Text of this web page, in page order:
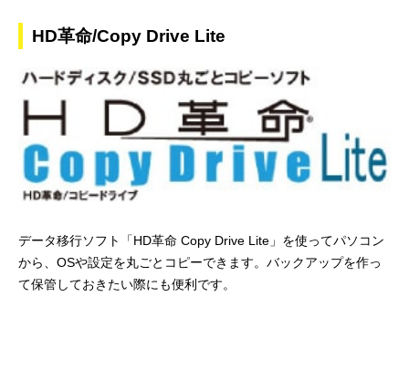
HD革命/Copy Drive Lite
データ移行ソフト「HD革命 Copy Drive Lite」を使ってパソコン
から、OSや設定を丸ごとコピーできます。バックアップを作っ
て保管しておきたい際にも便利です。